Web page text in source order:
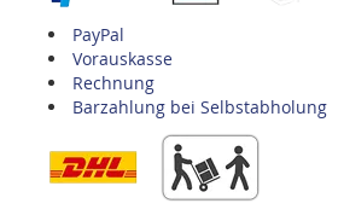
PayPal
Vorauskasse
Rechnung
Barzahlung bei Selbstabholung